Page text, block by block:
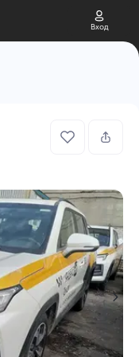
Вход